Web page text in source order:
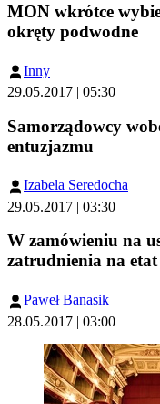
MON wkrótce
okręty podwodne
Inny
29.05.2017 | 05:30
Samorządowcy
entuzjazmu
Izabela Seredocha
29.05.2017 | 03:30
W zamówieniu na
zatrudnienia na etat
Paweł Banasik
28.05.2017 | 03:00